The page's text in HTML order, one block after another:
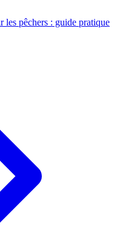
les pêchers : guide pratique